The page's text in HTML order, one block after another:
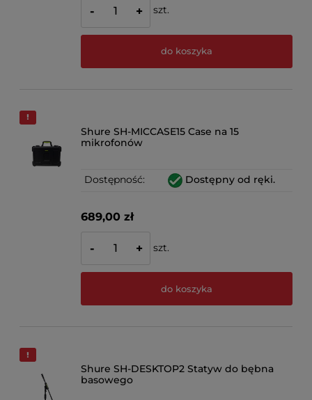
- + szt.
do koszyka
Shure SH-MICCASE15 Case na 15
mikrofonów
Dostępność: Dostępny od ręki.
689,00 zł
- + szt.
do koszyka
Shure SH-DESKTOP2 Statyw do bębna
basowego